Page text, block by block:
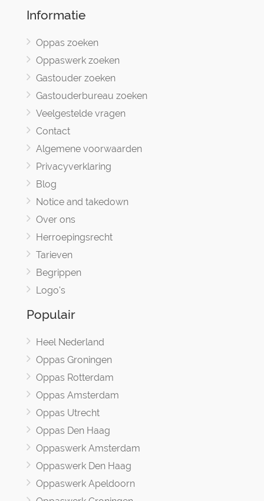
Informatie
Oppas zoeken
Oppaswerk zoeken
Gastouder zoeken
Gastouderbureau zoeken
Veelgestelde vragen
Contact
Algemene voorwaarden
Privacyverklaring
Blog
Notice and takedown
Over ons
Herroepingsrecht
Tarieven
Begrippen
Logo's
Populair
Heel Nederland
Oppas Groningen
Oppas Rotterdam
Oppas Amsterdam
Oppas Utrecht
Oppas Den Haag
Oppaswerk Amsterdam
Oppaswerk Den Haag
Oppaswerk Apeldoorn